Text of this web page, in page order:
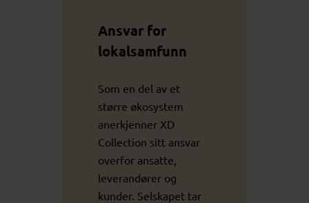
Ansvar for
lokalsamfunn
Som en del av et
større økosystem
anerkjenner XD
Collection sitt ansvar
overfor ansatte,
leverandører og
kunder. Selskapet tar